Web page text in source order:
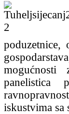
mogućnosti
panelistica
iskustvima sa